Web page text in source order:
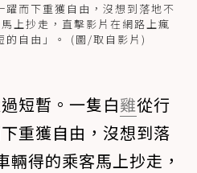
而下重獲自由，沒想到落地不
上抄走，直擊影片在網路上瘋
的自由」。 (圖/取自影片)
短暫。一隻白雞從行
重獲自由，沒想到落
輛得的乘客馬上抄走，